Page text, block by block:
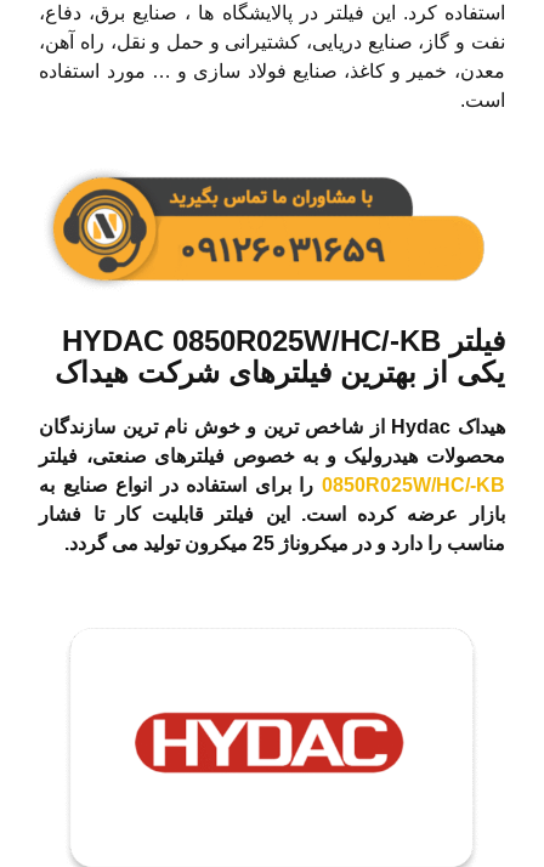
استفاده کرد. این فیلتر در پالایشگاه ها ، صنایع برق، دفاع،
نفت و گاز، صنایع دریایی، کشتیرانی و حمل و نقل، راه آهن،
معدن، خمیر و کاغذ، صنایع فولاد سازی و … مورد استفاده
است.
فیلتر HYDAC 0850R025W/HC/-KB
یکی از بهترین فیلترهای شرکت هیداک
هیداک Hydac از شاخص ترین و خوش نام ترین سازندگان
محصولات هیدرولیک و به خصوص فیلترهای صنعتی، فیلتر
0850R025W/HC/-KB را برای استفاده در انواع صنایع به
بازار عرضه کرده است. این فیلتر قابلیت کار تا فشار
مناسب را دارد و در میکروناژ 25 میکرون تولید می گردد.